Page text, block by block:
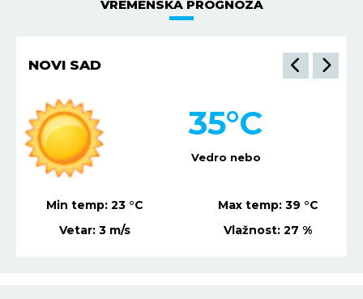
VREMENSKA PROGNOZA
NIŠ
Vedro nebo
34°C
Min temp:21 °C Max temp: 37 °C
Vetar:1 m/s Vlažnost:22 %